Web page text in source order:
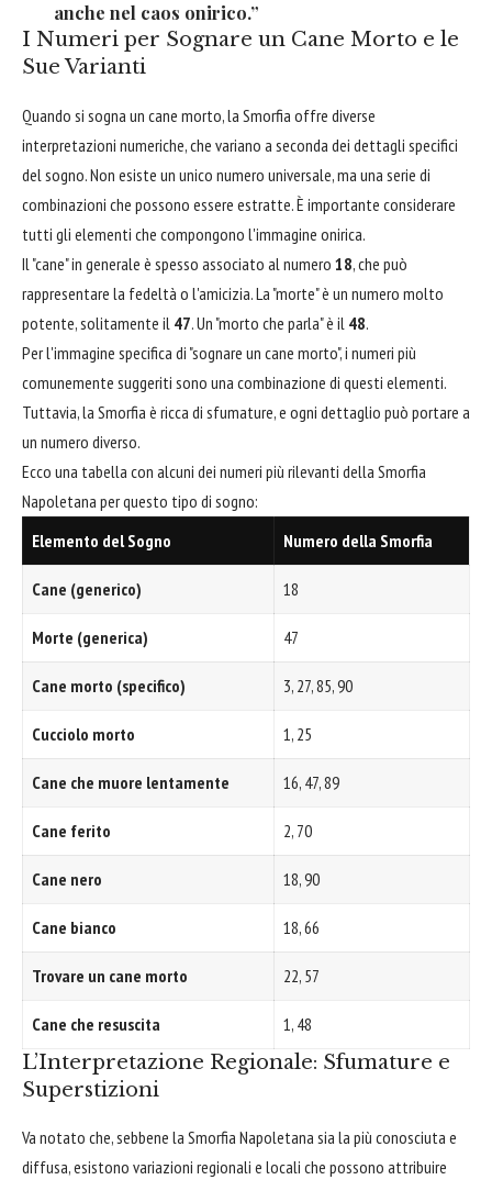
anche nel caos onirico.”
I Numeri per Sognare un Cane Morto e le
Sue Varianti
Quando si sogna un cane morto, la Smorfia offre diverse
interpretazioni numeriche, che variano a seconda dei dettagli specifici
del sogno. Non esiste un unico numero universale, ma una serie di
combinazioni che possono essere estratte. È importante considerare
tutti gli elementi che compongono l'immagine onirica.
Il "cane" in generale è spesso associato al numero 18, che può
rappresentare la fedeltà o l'amicizia. La "morte" è un numero molto
potente, solitamente il 47. Un "morto che parla" è il 48.
Per l'immagine specifica di "sognare un cane morto", i numeri più
comunemente suggeriti sono una combinazione di questi elementi.
Tuttavia, la Smorfia è ricca di sfumature, e ogni dettaglio può portare a
un numero diverso.
Ecco una tabella con alcuni dei numeri più rilevanti della Smorfia
Napoletana per questo tipo di sogno:
Elemento del Sogno
Numero della Smorfia
Cane (generico) 18
Morte (generica) 47
Cane morto (specifico) 3, 27, 85, 90
Cucciolo morto 1, 25
Cane che muore lentamente 16, 47, 89
Cane ferito 2, 70
Cane nero 18, 90
Cane bianco 18, 66
Trovare un cane morto 22, 57
Cane che resuscita 1, 48
L’Interpretazione Regionale: Sfumature e
Superstizioni
Va notato che, sebbene la Smorfia Napoletana sia la più conosciuta e
diffusa, esistono variazioni regionali e locali che possono attribuire